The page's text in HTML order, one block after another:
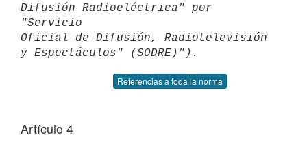
Difusión Radioeléctrica" por
"Servicio
Oficial de Difusión, Radiotelevisión
Referencias a toda la norma
Artículo 4